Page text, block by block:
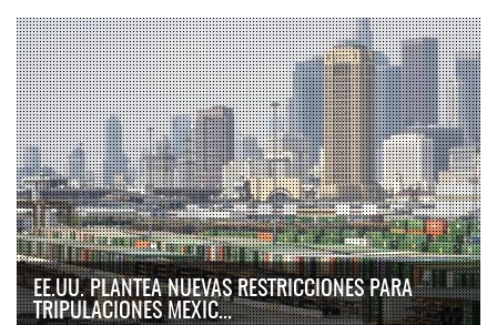
EE.UU. PLANTEA NUEVAS RESTRICCIONES PARA
TRIPULACIONES MEXIC...